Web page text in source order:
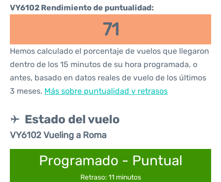
VY6102 Rendimiento de puntualidad:
71
Hemos calculado el porcentaje de vuelos que llegaron
dentro de los 15 minutos de su hora programada, o
antes, basado en datos reales de vuelo de los últimos
3 meses. Más sobre puntualidad y retrasos
Estado del vuelo
VY6102 Vueling a Roma
Programado - Puntual
Retraso: 11 minutos